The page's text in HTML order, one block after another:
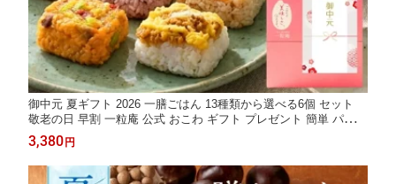
御中元 夏ギフト 2026 一膳ごはん 13種類から選べる6個 セット
敬老の日 早割 一粒庵 公式 おこわ ギフト プレゼント 簡単 パック
パックご飯 手軽 おこわギフト 寿司 ちらし寿司 栗おこわ 赤飯 玄
米ご飯 ご飯 季節の贈り物 誕生日 誕生日プレゼント 御礼 内祝 快
気祝い
3,380 円